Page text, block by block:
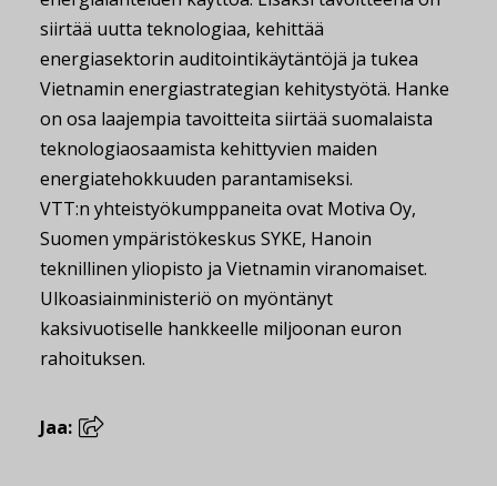
siirtää uutta teknologiaa, kehittää
energiasektorin auditointikäytäntöjä ja tukea
Vietnamin energiastrategian kehitystyötä. Hanke
on osa laajempia tavoitteita siirtää suomalaista
teknologiaosaamista kehittyvien maiden
energiatehokkuuden parantamiseksi.
VTT:n yhteistyökumppaneita ovat Motiva Oy,
Suomen ympäristökeskus SYKE, Hanoin
teknillinen yliopisto ja Vietnamin viranomaiset.
Ulkoasiainministeriö on myöntänyt
kaksivuotiselle hankkeelle miljoonan euron
rahoituksen.
Jaa: